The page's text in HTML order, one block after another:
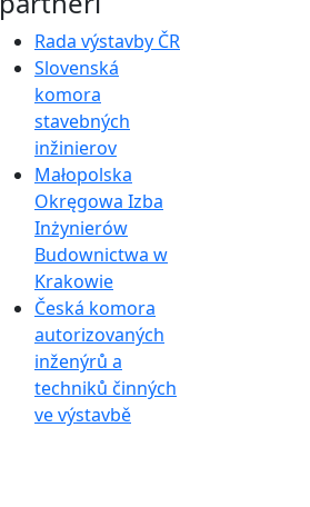
Rada výstavby ČR
Slovenská
komora
stavebných
inžinierov
Małopolska
Okręgowa Izba
Inżynierów
Budownictwa w
Krakowie
Česká komora
autorizovaných
inženýrů a
techniků činných
ve výstavbě